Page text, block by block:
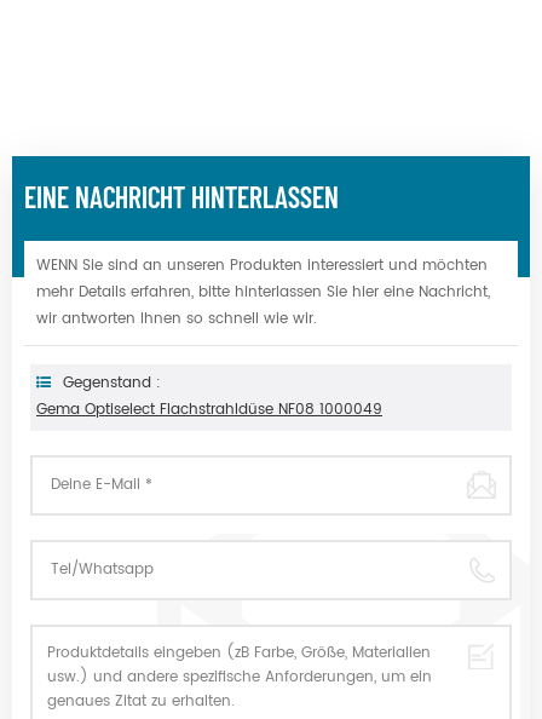
EINE NACHRICHT HINTERLASSEN
WENN Sie sind an unseren Produkten interessiert und möchten
mehr Details erfahren, bitte hinterlassen Sie hier eine Nachricht,
wir antworten Ihnen so schnell wie wir.
Gegenstand :
Gema Optiselect Flachstrahldüse NF08 1000049